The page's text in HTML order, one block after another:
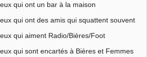
qui ont un bar à la maison
qui ont des amis qui squattent souvent
qui aiment Radio/Bières/Foot
qui sont encartés à Bières et Femmes